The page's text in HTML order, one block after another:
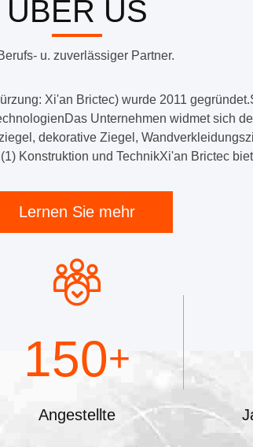
ÜBER US
u. zuverlässiger Partner.
Xi'an Brictec) wurde 2011
Unternehmen widmet sich
dekorative Ziegel,
Konstruktion und TechnikXi'an Brictec
Lernen Sie mehr
150+
Angestellte